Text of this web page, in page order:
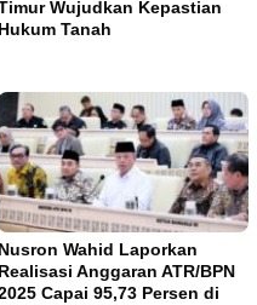
Wujudkan Kepastian
Hukum Tanah
Nusron Wahid Laporkan
Realisasi Anggaran ATR/BPN
Capai 95,73 Persen di